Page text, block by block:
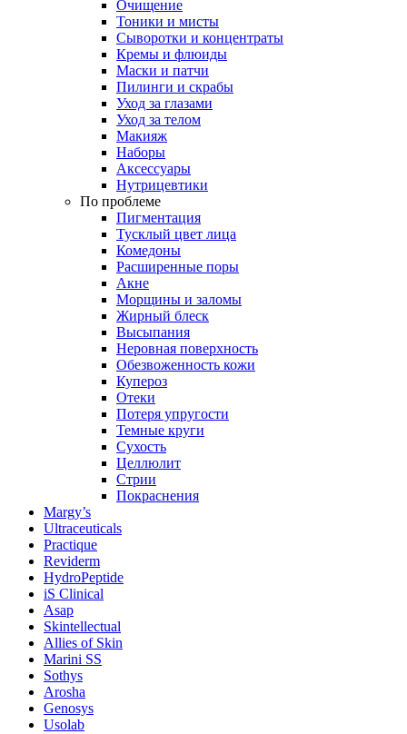
Очищение
Тоники и мисты
Сыворотки и концентраты
Кремы и флюиды
Маски и патчи
Пилинги и скрабы
Уход за глазами
Уход за телом
Макияж
Наборы
Аксессуары
Нутрицевтики
По проблеме
Пигментация
Тусклый цвет лица
Комедоны
Расширенные поры
Акне
Морщины и заломы
Жирный блеск
Высыпания
Неровная поверхность
Обезвоженность кожи
Купероз
Отеки
Потеря упругости
Темные круги
Сухость
Целлюлит
Стрии
Покраснения
Margy’s
Ultraceuticals
Practique
Reviderm
HydroPeptide
iS Clinical
Asap
Skintellectual
Allies of Skin
Marini SS
Sothys
Arosha
Genosys
Usolab